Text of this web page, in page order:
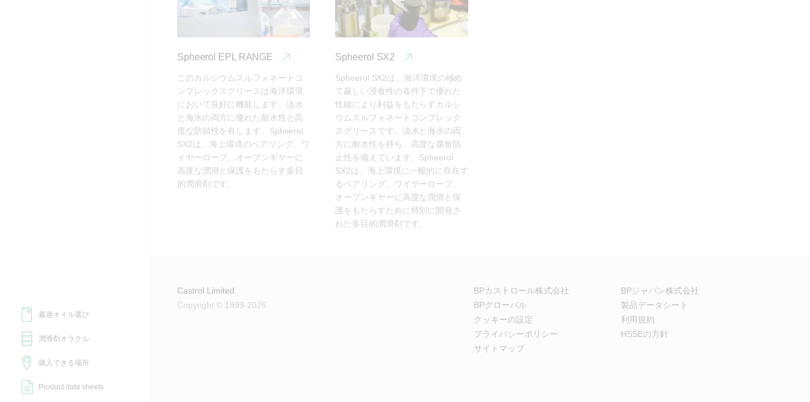
最適オイル選び
潤滑剤オラクル
購入できる場所
Product data sheets
Spheerol EPL RANGE
このカルシウムスルフォネートコ
ンプレックスグリースは海洋環境
において良好に機能します。淡水
と海水の両方に優れた耐水性と高
度な防錆性を有します。Spheerol
SX2は、海上環境のベアリング、ワ
イヤーロープ、オープンギヤーに
高度な潤滑と保護をもたらす多目
的潤滑剤です。
Spheerol SX2
Spheerol SX2は、海洋環境の極め
て厳しい浸食性の条件下で優れた
性能により利益をもたらすカルシ
ウムスルフォネートコンプレック
スグリースです。淡水と海水の両
方に耐水性を持ち、高度な腐食防
止性を備えています。Spheerol
SX2は、海上環境に一般的に存在す
るベアリング、ワイヤーロープ、
オープンギヤーに高度な潤滑と保
護をもたらすために特別に開発さ
れた多目的潤滑剤です。
Castrol Limited
Copyright © 1999-2026
BPカストロール株式会社
BPジャパン株式会社
BPグローバル
製品データシート
クッキーの設定
利用規約
プライバシーポリシー
HSSEの方針
サイトマップ